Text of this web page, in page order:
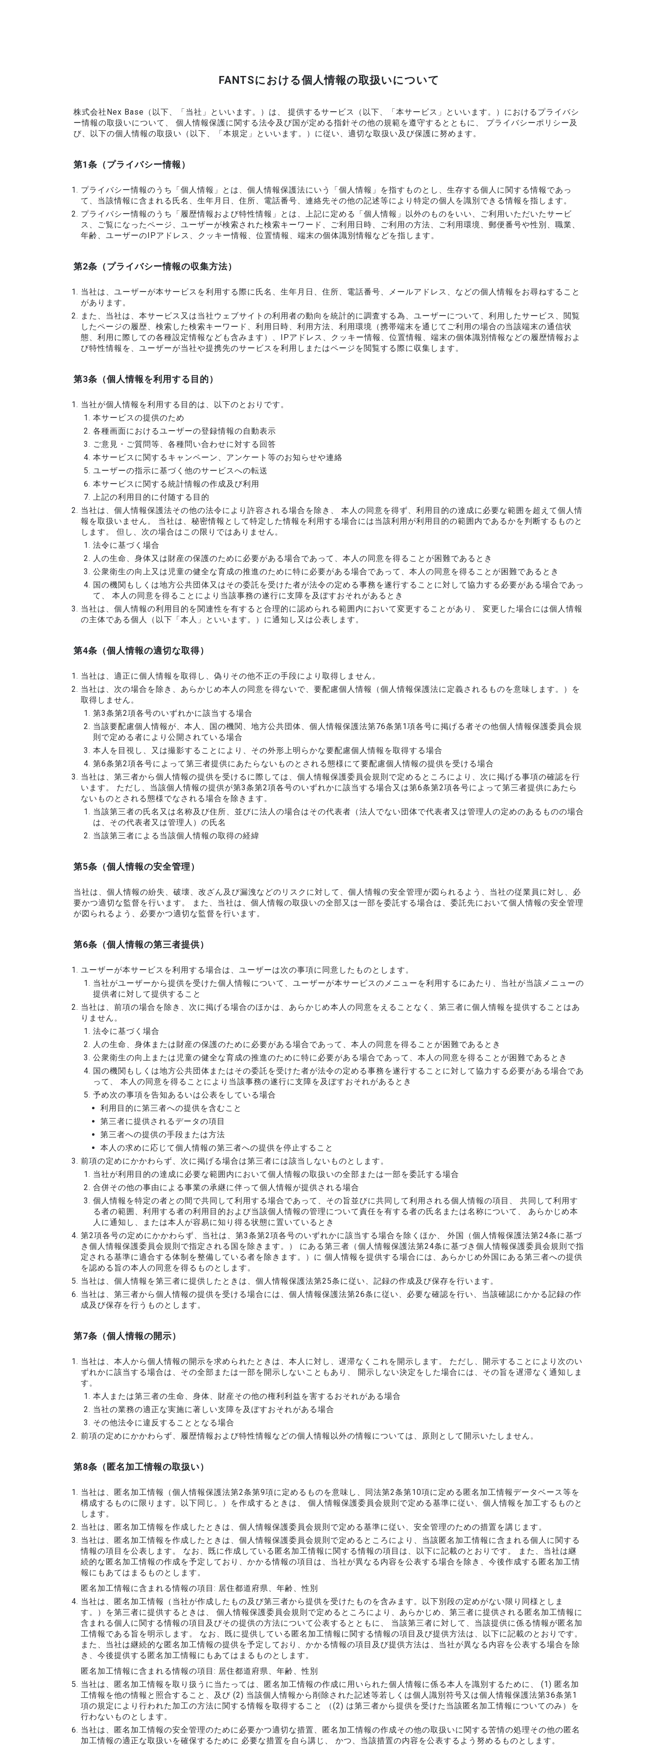
FANTSにおける個人情報の取扱いについて
株式会社Nex Base（以下、「当社」といいます。）は、 提供するサービス（以下、「本サービス」といいます。）におけるプライバシ
ー情報の取扱いについて、 個人情報保護に関する法令及び国が定める指針その他の規範を遵守するとともに、 プライバシーポリシー及
び、以下の個人情報の取扱い（以下、「本規定」といいます。）に従い、適切な取扱い及び保護に努めます。
第1条（プライバシー情報）
プライバシー情報のうち「個人情報」とは、個人情報保護法にいう「個人情報」を指すものとし、生存する個人に関する情報であっ
て、当該情報に含まれる氏名、生年月日、住所、電話番号、連絡先その他の記述等により特定の個人を識別できる情報を指します。
プライバシー情報のうち「履歴情報および特性情報」とは、上記に定める「個人情報」以外のものをいい、ご利用いただいたサービ
ス、ご覧になったページ、ユーザーが検索された検索キーワード、ご利用日時、ご利用の方法、ご利用環境、郵便番号や性別、職業、
年齢、ユーザーのIPアドレス、クッキー情報、位置情報、端末の個体識別情報などを指します。
第2条（プライバシー情報の収集方法）
当社は、ユーザーが本サービスを利用する際に氏名、生年月日、住所、電話番号、メールアドレス、などの個人情報をお尋ねすること
があります。
また、当社は、本サービス又は当社ウェブサイトの利用者の動向を統計的に調査する為、ユーザーについて、利用したサービス、閲覧
したページの履歴、検索した検索キーワード、利用日時、利用方法、利用環境（携帯端末を通じてご利用の場合の当該端末の通信状
態、利用に際しての各種設定情報なども含みます）、IPアドレス、クッキー情報、位置情報、端末の個体識別情報などの履歴情報およ
び特性情報を、ユーザーが当社や提携先のサービスを利用しまたはページを閲覧する際に収集します。
第3条（個人情報を利用する目的）
当社が個人情報を利用する目的は、以下のとおりです。
本サービスの提供のため
各種画面におけるユーザーの登録情報の自動表示
ご意見・ご質問等、各種問い合わせに対する回答
本サービスに関するキャンペーン、アンケート等のお知らせや連絡
ユーザーの指示に基づく他のサービスへの転送
本サービスに関する統計情報の作成及び利用
上記の利用目的に付随する目的
当社は、個人情報保護法その他の法令により許容される場合を除き、 本人の同意を得ず、利用目的の達成に必要な範囲を超えて個人情
報を取扱いません。 当社は、秘密情報として特定した情報を利用する場合には当該利用が利用目的の範囲内であるかを判断するものと
します。 但し、次の場合はこの限りではありません。
法令に基づく場合
人の生命、身体又は財産の保護のために必要がある場合であって、本人の同意を得ることが困難であるとき
公衆衛生の向上又は児童の健全な育成の推進のために特に必要がある場合であって、本人の同意を得ることが困難であるとき
国の機関もしくは地方公共団体又はその委託を受けた者が法令の定める事務を遂行することに対して協力する必要がある場合であっ
て、 本人の同意を得ることにより当該事務の遂行に支障を及ぼすおそれがあるとき
当社は、個人情報の利用目的を関連性を有すると合理的に認められる範囲内において変更することがあり、 変更した場合には個人情報
の主体である個人（以下「本人」といいます。）に通知し又は公表します。
第4条（個人情報の適切な取得）
当社は、適正に個人情報を取得し、偽りその他不正の手段により取得しません。
当社は、次の場合を除き、あらかじめ本人の同意を得ないで、要配慮個人情報（個人情報保護法に定義されるものを意味します。）を
取得しません。
第3条第2項各号のいずれかに該当する場合
当該要配慮個人情報が、本人、国の機関、地方公共団体、個人情報保護法第76条第1項各号に掲げる者その他個人情報保護委員会規
則で定める者により公開されている場合
本人を目視し、又は撮影することにより、その外形上明らかな要配慮個人情報を取得する場合
第6条第2項各号によって第三者提供にあたらないものとされる態様にて要配慮個人情報の提供を受ける場合
当社は、第三者から個人情報の提供を受けるに際しては、個人情報保護委員会規則で定めるところにより、次に掲げる事項の確認を行
います。 ただし、当該個人情報の提供が第3条第2項各号のいずれかに該当する場合又は第6条第2項各号によって第三者提供にあたら
ないものとされる態様でなされる場合を除きます。
当該第三者の氏名又は名称及び住所、並びに法人の場合はその代表者（法人でない団体で代表者又は管理人の定めのあるものの場合
は、その代表者又は管理人）の氏名
当該第三者による当該個人情報の取得の経緯
第5条（個人情報の安全管理）
当社は、個人情報の紛失、破壊、改ざん及び漏洩などのリスクに対して、個人情報の安全管理が図られるよう、当社の従業員に対し、必
要かつ適切な監督を行います。 また、当社は、個人情報の取扱いの全部又は一部を委託する場合は、委託先において個人情報の安全管理
が図られるよう、必要かつ適切な監督を行います。
第6条（個人情報の第三者提供）
ユーザーが本サービスを利用する場合は、ユーザーは次の事項に同意したものとします。
当社がユーザーから提供を受けた個人情報について、ユーザーが本サービスのメニューを利用するにあたり、当社が当該メニューの
提供者に対して提供すること
当社は、前項の場合を除き、次に掲げる場合のほかは、あらかじめ本人の同意をえることなく、第三者に個人情報を提供することはあ
りません。
法令に基づく場合
人の生命、身体または財産の保護のために必要がある場合であって、本人の同意を得ることが困難であるとき
公衆衛生の向上または児童の健全な育成の推進のために特に必要がある場合であって、本人の同意を得ることが困難であるとき
国の機関もしくは地方公共団体またはその委託を受けた者が法令の定める事務を遂行することに対して協力する必要がある場合であ
って、 本人の同意を得ることにより当該事務の遂行に支障を及ぼすおそれがあるとき
予め次の事項を告知あるいは公表をしている場合
利用目的に第三者への提供を含むこと
第三者に提供されるデータの項目
第三者への提供の手段または方法
本人の求めに応じて個人情報の第三者への提供を停止すること
前項の定めにかかわらず、次に掲げる場合は第三者には該当しないものとします。
当社が利用目的の達成に必要な範囲内において個人情報の取扱いの全部または一部を委託する場合
合併その他の事由による事業の承継に伴って個人情報が提供される場合
個人情報を特定の者との間で共同して利用する場合であって、その旨並びに共同して利用される個人情報の項目、 共同して利用す
る者の範囲、利用する者の利用目的および当該個人情報の管理について責任を有する者の氏名または名称について、 あらかじめ本
人に通知し、または本人が容易に知り得る状態に置いているとき
第2項各号の定めにかかわらず、当社は、第3条第2項各号のいずれかに該当する場合を除くほか、 外国（個人情報保護法第24条に基づ
き個人情報保護委員会規則で指定される国を除きます。） にある第三者（個人情報保護法第24条に基づき個人情報保護委員会規則で指
定される基準に適合する体制を整備している者を除きます。）に 個人情報を提供する場合には、あらかじめ外国にある第三者への提供
を認める旨の本人の同意を得るものとします。
当社は、個人情報を第三者に提供したときは、個人情報保護法第25条に従い、記録の作成及び保存を行います。
当社は、第三者から個人情報の提供を受ける場合には、個人情報保護法第26条に従い、必要な確認を行い、当該確認にかかる記録の作
成及び保存を行うものとします。
第7条（個人情報の開示）
当社は、本人から個人情報の開示を求められたときは、本人に対し、遅滞なくこれを開示します。 ただし、開示することにより次のい
ずれかに該当する場合は、その全部または一部を開示しないこともあり、 開示しない決定をした場合には、その旨を遅滞なく通知しま
す。
本人または第三者の生命、身体、財産その他の権利利益を害するおそれがある場合
当社の業務の適正な実施に著しい支障を及ぼすおそれがある場合
その他法令に違反することとなる場合
前項の定めにかかわらず、履歴情報および特性情報などの個人情報以外の情報については、原則として開示いたしません。
第8条（匿名加工情報の取扱い）
当社は、匿名加工情報（個人情報保護法第2条第9項に定めるものを意味し、同法第2条第10項に定める匿名加工情報データベース等を
構成するものに限ります。以下同じ。）を作成するときは、 個人情報保護委員会規則で定める基準に従い、個人情報を加工するものと
します。
当社は、匿名加工情報を作成したときは、個人情報保護委員会規則で定める基準に従い、安全管理のための措置を講じます。
当社は、匿名加工情報を作成したときは、個人情報保護委員会規則で定めるところにより、当該匿名加工情報に含まれる個人に関する
情報の項目を公表します。 なお、既に作成している匿名加工情報に関する情報の項目は、以下に記載のとおりです。 また、当社は継
続的な匿名加工情報の作成を予定しており、かかる情報の項目は、当社が異なる内容を公表する場合を除き、今後作成する匿名加工情
報にもあてはまるものとします。
匿名加工情報に含まれる情報の項目: 居住都道府県、年齢、性別
当社は、匿名加工情報（当社が作成したもの及び第三者から提供を受けたものを含みます。以下別段の定めがない限り同様としま
す。）を第三者に提供するときは、 個人情報保護委員会規則で定めるところにより、あらかじめ、第三者に提供される匿名加工情報に
含まれる個人に関する情報の項目及びその提供の方法について公表するとともに、 当該第三者に対して、当該提供に係る情報が匿名加
工情報である旨を明示します。 なお、既に提供している匿名加工情報に関する情報の項目及び提供方法は、以下に記載のとおりです。
また、当社は継続的な匿名加工情報の提供を予定しており、かかる情報の項目及び提供方法は、当社が異なる内容を公表する場合を除
き、今後提供する匿名加工情報にもあてはまるものとします。
匿名加工情報に含まれる情報の項目: 居住都道府県、年齢、性別
当社は、匿名加工情報を取り扱うに当たっては、匿名加工情報の作成に用いられた個人情報に係る本人を識別するために、 (1) 匿名加
工情報を他の情報と照合すること、及び (2) 当該個人情報から削除された記述等若しくは個人識別符号又は個人情報保護法第36条第1
項の規定により行われた加工の方法に関する情報を取得すること （(2) は第三者から提供を受けた当該匿名加工情報についてのみ）を
行わないものとします。
当社は、匿名加工情報の安全管理のために必要かつ適切な措置、匿名加工情報の作成その他の取扱いに関する苦情の処理その他の匿名
加工情報の適正な取扱いを確保するために 必要な措置を自ら講じ、 かつ、当該措置の内容を公表するよう努めるものとします。